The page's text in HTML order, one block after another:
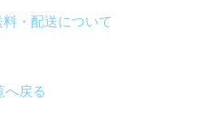
料・配送について
へ戻る